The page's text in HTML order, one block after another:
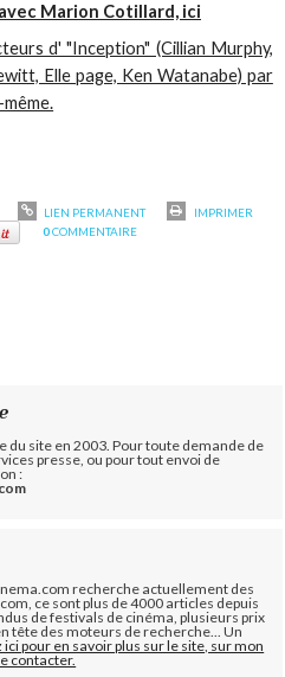
Marion Cotillard, ici
d' "Inception" (Cillian Murphy,
Elle page, Ken Watanabe) par
LIEN PERMANENT
IMPRIMER
0COMMENTAIRE
du site en 2003. Pour toute demande de
presse, ou pour tout envoi de
:
recherche actuellement des
ce sont plus de 4000 articles depuis
de festivals de cinéma, plusieurs prix
tête des moteurs de recherche... Un
ici pour en savoir plus sur le site, sur mon
contacter.